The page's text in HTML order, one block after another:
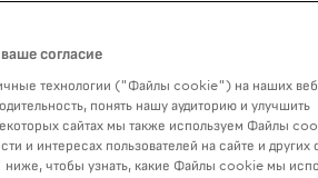
запустила проект «Квантовая
методы шифрования, устойчивые к
на будущие проекты сетей, когда
согласие
технологии ("Файлы cookie") на наших
понять нашу аудиторию и улучшить
сайтах мы также используем Файлы
и интересах пользователей на сайте и других
чтобы узнать, какие Файлы cookie мы